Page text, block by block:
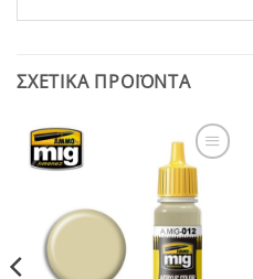
ΣΧΕΤΙΚΆ ΠΡΟΪΌΝΤΑ
Add to
Wishlist